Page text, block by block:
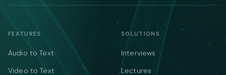
FEATURES
Audio to Text
Video to Text
SOLUTIONS
Interviews
Lectures